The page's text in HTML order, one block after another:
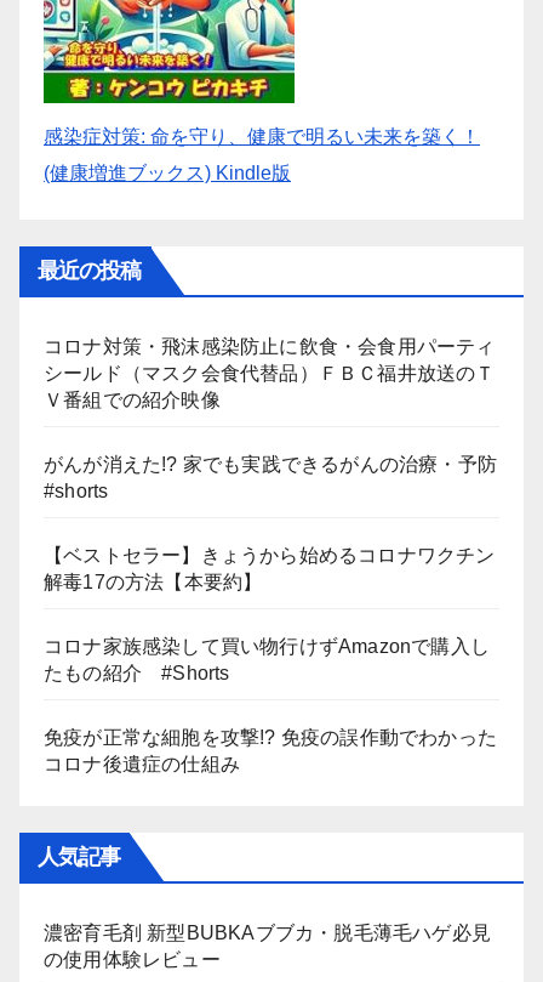
感染症対策: 命を守り、健康で明るい未来を築く！
(健康増進ブックス) Kindle版
最近の投稿
コロナ対策・飛沫感染防止に飲食・会食用パーティ
シールド（マスク会食代替品）ＦＢＣ福井放送のＴ
Ｖ番組での紹介映像
がんが消えた!? 家でも実践できるがんの治療・予防
#shorts
【ベストセラー】きょうから始めるコロナワクチン
解毒17の方法【本要約】
コロナ家族感染して買い物行けずAmazonで購入し
たもの紹介 #Shorts
免疫が正常な細胞を攻撃!? 免疫の誤作動でわかった
コロナ後遺症の仕組み
人気記事
濃密育毛剤 新型BUBKAブブカ・脱毛薄毛ハゲ必見
の使用体験レビュー